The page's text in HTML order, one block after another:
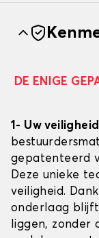
DE ENIGE
1- Uw
gepatenteerd
Deze unieke
veiligheid.
onderlaag
liggen, zonder